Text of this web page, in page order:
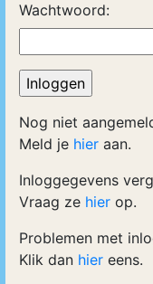
Wachtwoord:
Nog niet
Meld je hier aan.
Inloggegevens
Vraag ze hier op.
Problemen met
Klik dan hier eens.